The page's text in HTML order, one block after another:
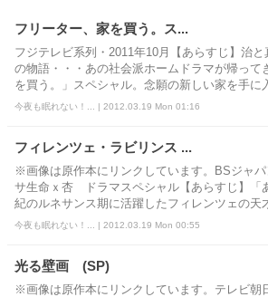
フリーター、家を買う。ス...
フジテレビ系列・2011年10月【あらすじ】治
の物語・・・あの社会派ホームドラマが帰って
を買う。」スペシャル。念願の新しい家を手に
今夜も眠れない！... | 2012.03.19 Mon 01:16
フィレンツェ・ラビリンス ...
※画像は原作本にリンクしています。BSジャパ
サ生命ｘ杏 ドラマスペシャル【あらすじ】「
紀のルネサンス期に活躍したフィレンツェの天
今夜も眠れない！... | 2012.03.19 Mon 00:55
光る壁画 (SP)
※画像は原作本にリンクしています。テレビ朝